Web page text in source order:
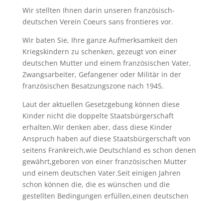
Wir stellten Ihnen darin unseren französisch-
deutschen Verein Coeurs sans frontieres vor.
Wir baten Sie, Ihre ganze Aufmerksamkeit den
Kriegskindern zu schenken, gezeugt von einer
deutschen Mutter und einem französischen Vater,
Zwangsarbeiter, Gefangener oder Militär in der
französischen Besatzungszone nach 1945.
Laut der aktuellen Gesetzgebung können diese
Kinder nicht die doppelte Staatsbürgerschaft
erhalten.Wir denken aber, dass diese Kinder
Anspruch haben auf diese Staatsbürgerschaft von
seitens Frankreich,wie Deutschland es schon denen
gewährt,geboren von einer französischen Mutter
und einem deutschen Vater.Seit einigen Jahren
schon können die, die es wünschen und die
gestellten Bedingungen erfüllen,einen deutschen